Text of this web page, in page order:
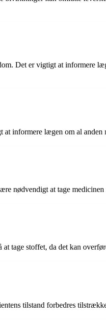
Det er vigtigt at informere
informere lægen om al anden
nødvendigt at tage medicinen
tage stoffet, da det kan
tilstand forbedres